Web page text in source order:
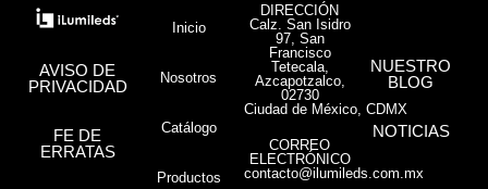
AVISO DE
PRIVACIDAD
FE DE
ERRATAS
Inicio
Nosotros
Catálogo
Productos
DIRECCIÓN
Calz. San Isidro
97, San
Francisco
Tetecala,
Azcapotzalco,
02730
Ciudad de México, CDMX
CORREO
ELECTRÓNICO
contacto@ilumileds.com.mx
NUESTRO
BLOG
NOTICIAS